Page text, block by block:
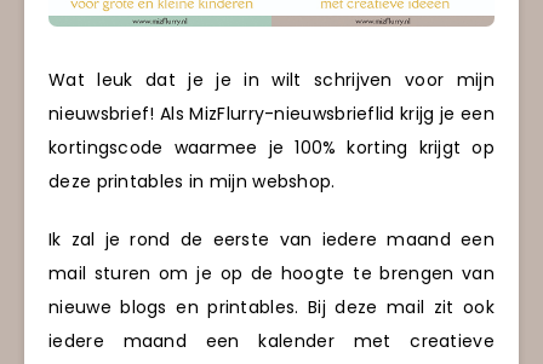
Wat leuk dat je je in wilt schrijven voor mijn
nieuwsbrief! Als MizFlurry-nieuwsbrieflid krijg je een
kortingscode waarmee je 100% korting krijgt op
deze printables in mijn webshop.
Ik zal je rond de eerste van iedere maand een
mail sturen om je op de hoogte te brengen van
nieuwe blogs en printables. Bij deze mail zit ook
iedere maand een kalender met creatieve